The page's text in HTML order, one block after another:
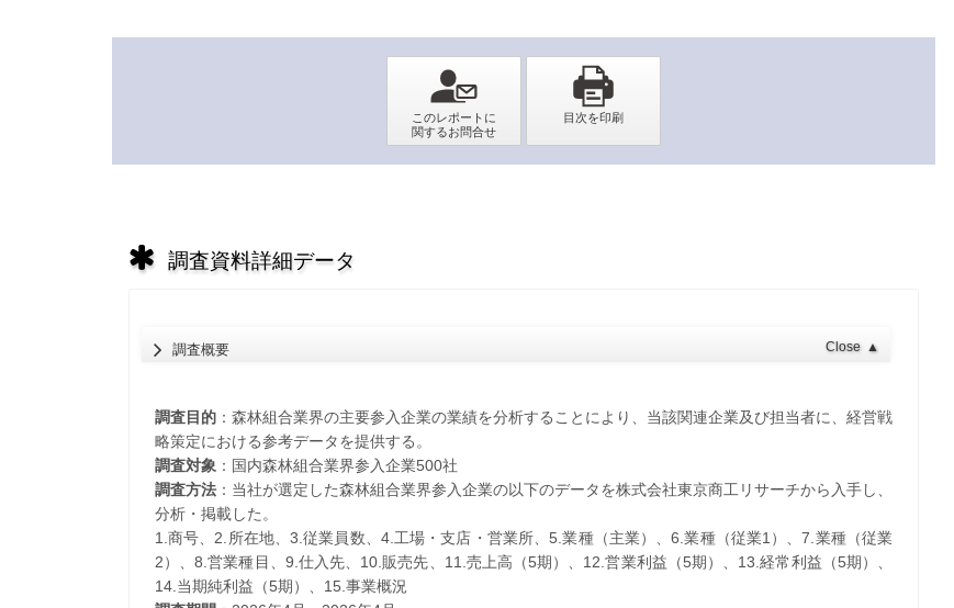
調査資料詳細データ
調査概要 Close ▲
調査目的：森林組合業界の主要参入企業の業績を分析することにより、当該関連企業及び担当者に、経営戦
略策定における参考データを提供する。
調査対象：国内森林組合業界参入企業500社
調査方法：当社が選定した森林組合業界参入企業の以下のデータを株式会社東京商工リサーチから入手し、
分析・掲載した。
1.商号、2.所在地、3.従業員数、4.工場・支店・営業所、5.業種（主業）、6.業種（従業1）、7.業種（従業
2）、8.営業種目、9.仕入先、10.販売先、11.売上高（5期）、12.営業利益（5期）、13.経常利益（5期）、
14.当期純利益（5期）、15.事業概況